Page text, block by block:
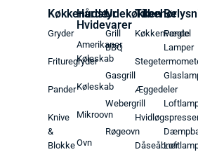
Køkkenudstyr
Gryder
Frituregryder
Pander
Knive
&
Blokke
Hårde
Hvidevarer
Amerikaner
Køleskab
Køleskab
Mikroovn
Ovn
Udekøkken
Grill
BBQ
Gasgrill
Webergrill
Røgeovn
Tilbehør
Køkkenvægte
Æggedeler
Dåseåbner
Pendel
Lamper